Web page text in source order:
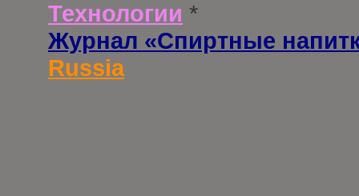
Технологии *
Журнал «Спиртные
Russia